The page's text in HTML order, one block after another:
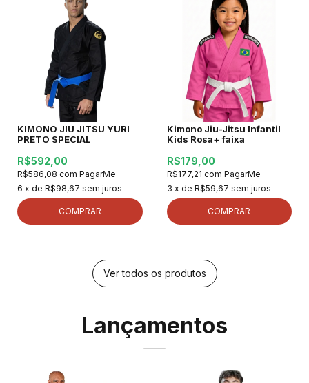
KIMONO JIU JITSU YURI
PRETO SPECIAL
R$592,00
R$586,08 com PagarMe
6 x de R$98,67 sem juros
COMPRAR
Kimono Jiu-Jitsu Infantil
Kids Rosa+ faixa
R$179,00
R$177,21 com PagarMe
3 x de R$59,67 sem juros
COMPRAR
Ver todos os produtos
Lançamentos